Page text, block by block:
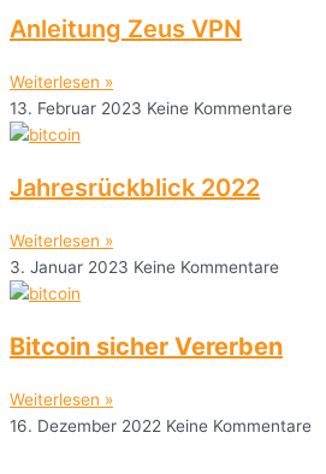
Anleitung Zeus VPN
Weiterlesen »
13. Februar 2023 Keine Kommentare
Jahresrückblick 2022
Weiterlesen »
3. Januar 2023 Keine Kommentare
Bitcoin sicher Vererben
Weiterlesen »
16. Dezember 2022 Keine Kommentare